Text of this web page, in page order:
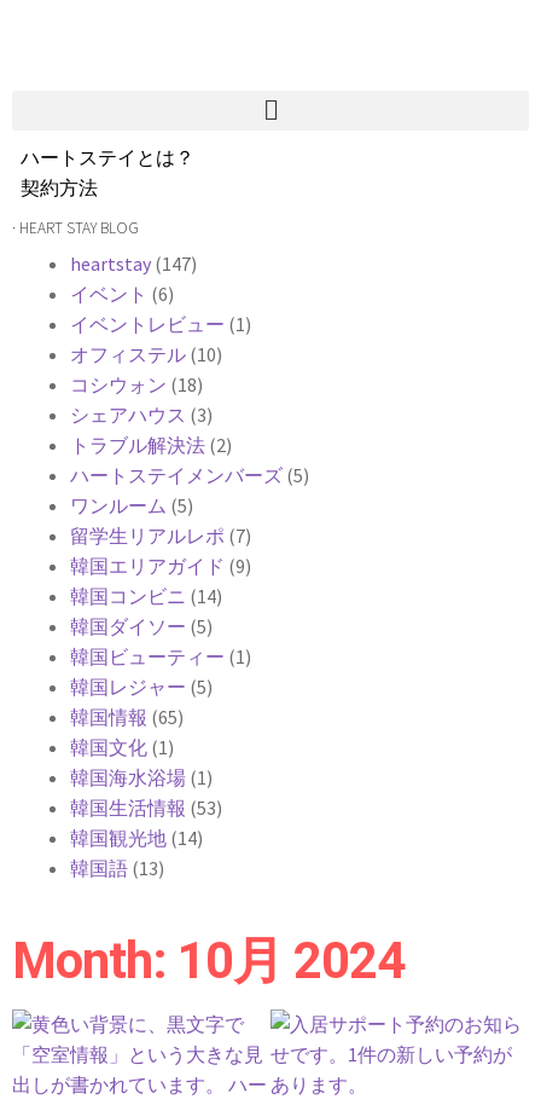
ハートステイとは？
契約方法
韓国不動産情報
よくある質問
Heartee
· HEART STAY BLOG
heartstay (147)
イベント (6)
イベントレビュー (1)
オフィステル (10)
コシウォン (18)
シェアハウス (3)
トラブル解決法 (2)
ハートステイメンバーズ (5)
ワンルーム (5)
留学生リアルレポ (7)
韓国エリアガイド (9)
韓国コンビニ (14)
韓国ダイソー (5)
韓国ビューティー (1)
韓国レジャー (5)
韓国情報 (65)
韓国文化 (1)
韓国海水浴場 (1)
韓国生活情報 (53)
韓国観光地 (14)
韓国語 (13)
Month: 10月 2024